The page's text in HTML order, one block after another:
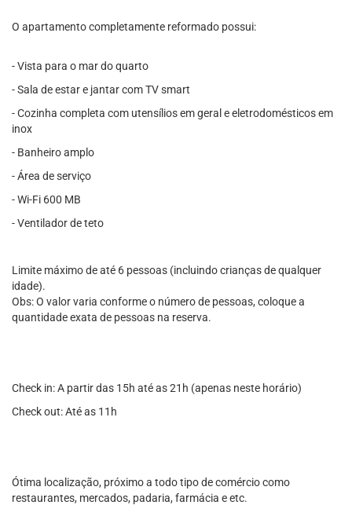
O apartamento completamente reformado possui:
- Vista para o mar do quarto
- Sala de estar e jantar com TV smart
- Cozinha completa com utensílios em geral e eletrodomésticos em
inox
- Banheiro amplo
- Área de serviço
- Wi-Fi 600 MB
- Ventilador de teto
Limite máximo de até 6 pessoas (incluindo crianças de qualquer
idade).
Obs: O valor varia conforme o número de pessoas, coloque a
quantidade exata de pessoas na reserva.
Check in: A partir das 15h até as 21h (apenas neste horário)
Check out: Até as 11h
Ótima localização, próximo a todo tipo de comércio como
restaurantes, mercados, padaria, farmácia e etc.